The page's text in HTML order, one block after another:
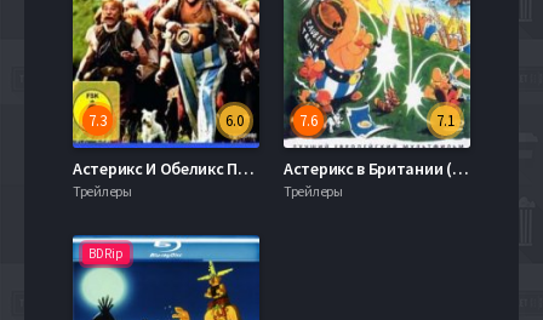
6.0
7.3
Астерикс И Обеликс Против Цезаря (1999)
Трейлеры
7.1
7.6
Астерикс в Британии (1986)
Трейлеры
BDRip